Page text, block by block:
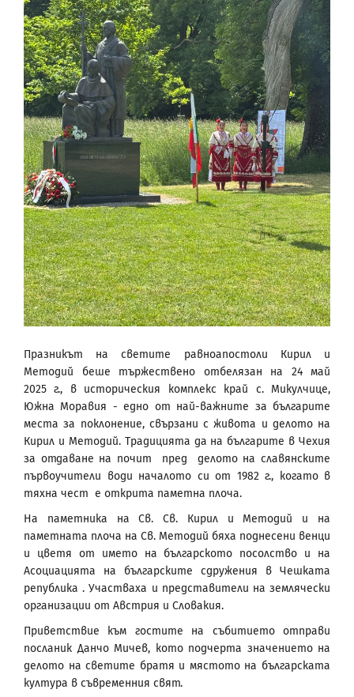
Празникът на светите равноапостоли Кирил и
Методий беше тържествено отбелязан на 24 май
2025 г., в историческия комплекс край с. Микулчице,
Южна Моравия - едно от най-важните за българите
места за поклонение, свързани с живота и делото на
Кирил и Методий. Традицията да на българите в Чехия
за отдаване на почит пред делото на славянските
първоучители води началото си от 1982 г., когато в
тяхна чест е открита паметна плоча.
На паметника на Св. Св. Кирил и Методий и на
паметната плоча на Св. Методий бяха поднесени венци
и цветя от името на българското посолство и на
Асоциацията на българските сдружения в Чешката
република . Участваха и представители на землячески
организации от Австрия и Словакия.
Приветствие към гостите на събитието отправи
посланик Данчо Мичев, кото подчерта значението на
делото на светите братя и мястото на българската
култура в съвременния свят.